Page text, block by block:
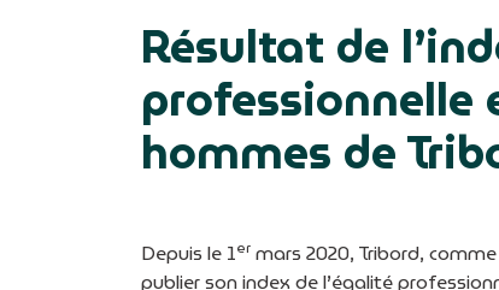
Résultat de
professionnelle
hommes de
Depuis le 1er mars 2020, Tribord,
publier son index de l’égalité